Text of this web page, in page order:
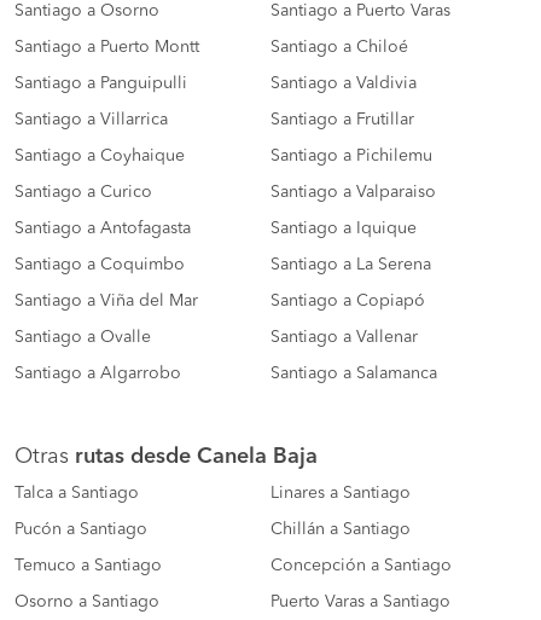
Santiago a Osorno Santiago a Puerto Varas
Santiago a Puerto Montt Santiago a Chiloé
Santiago a Panguipulli Santiago a Valdivia
Santiago a Villarrica Santiago a Frutillar
Santiago a Coyhaique Santiago a Pichilemu
Santiago a Curico Santiago a Valparaiso
Santiago a Antofagasta Santiago a Iquique
Santiago a Coquimbo Santiago a La Serena
Santiago a Viña del Mar Santiago a Copiapó
Santiago a Ovalle Santiago a Vallenar
Santiago a Algarrobo Santiago a Salamanca
Otras rutas desde Canela Baja
Talca a Santiago Linares a Santiago
Pucón a Santiago Chillán a Santiago
Temuco a Santiago Concepción a Santiago
Osorno a Santiago Puerto Varas a Santiago